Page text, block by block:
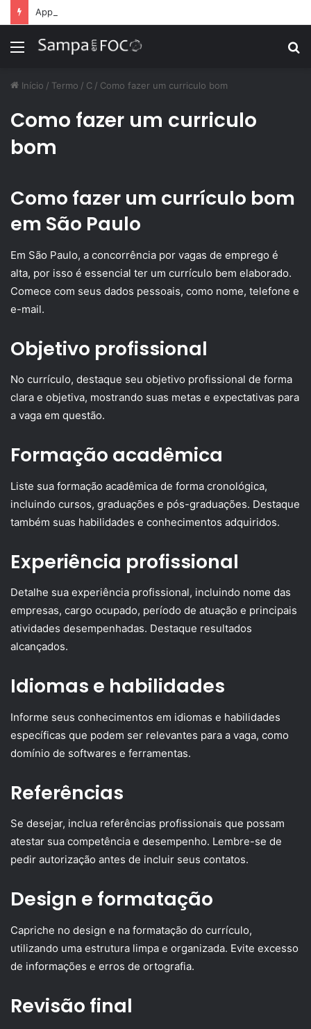
Menu
Início / Termo / C / Como fazer um curriculo bom
Como fazer um curriculo
bom
Como fazer um currículo bom
em São Paulo
Em São Paulo, a concorrência por vagas de emprego é
alta, por isso é essencial ter um currículo bem elaborado.
Comece com seus dados pessoais, como nome, telefone e
e-mail.
Objetivo profissional
No currículo, destaque seu objetivo profissional de forma
clara e objetiva, mostrando suas metas e expectativas para
a vaga em questão.
Formação acadêmica
Liste sua formação acadêmica de forma cronológica,
incluindo cursos, graduações e pós-graduações. Destaque
também suas habilidades e conhecimentos adquiridos.
Experiência profissional
Detalhe sua experiência profissional, incluindo nome das
empresas, cargo ocupado, período de atuação e principais
atividades desempenhadas. Destaque resultados
alcançados.
Idiomas e habilidades
Informe seus conhecimentos em idiomas e habilidades
específicas que podem ser relevantes para a vaga, como
domínio de softwares e ferramentas.
Referências
Se desejar, inclua referências profissionais que possam
atestar sua competência e desempenho. Lembre-se de
pedir autorização antes de incluir seus contatos.
Design e formatação
Capriche no design e na formatação do currículo,
utilizando uma estrutura limpa e organizada. Evite excesso
de informações e erros de ortografia.
Revisão final